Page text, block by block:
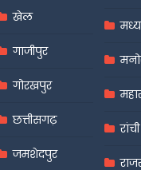
खेल
गाजीपुर
गोरखपुर
छत्तीसगढ़
जमशेदपुर
रांची